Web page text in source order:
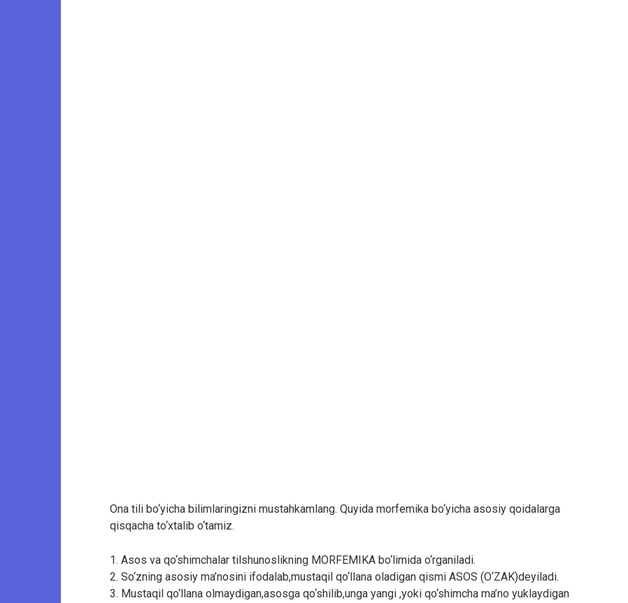
Ona tili bo‘yicha bilimlaringizni mustahkamlang. Quyida morfemika bo‘yicha asosiy qoidalarga
qisqacha to‘xtalib o‘tamiz.
1. Asos va qo‘shimchalar tilshunoslikning MORFEMIKA bo‘limida o‘rganiladi.
2. So‘zning asosiy ma’nosini ifodalab,mustaqil qo‘llana oladigan qismi ASOS (O‘ZAK)deyiladi.
3. Mustaqil qo‘llana olmaydigan,asosga qo‘shilib,unga yangi ,yoki qo‘shimcha ma’no yuklaydigan